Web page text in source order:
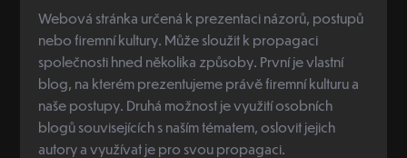
Webová stránka určená k prezentaci názorů, postupů
nebo firemní kultury. Může sloužit k propagaci
společnosti hned několika způsoby. První je vlastní
blog, na kterém prezentujeme právě firemní kulturu a
naše postupy. Druhá možnost je využití osobních
blogů souvisejících s naším tématem, oslovit jejich
autory a využívat je pro svou propagaci.